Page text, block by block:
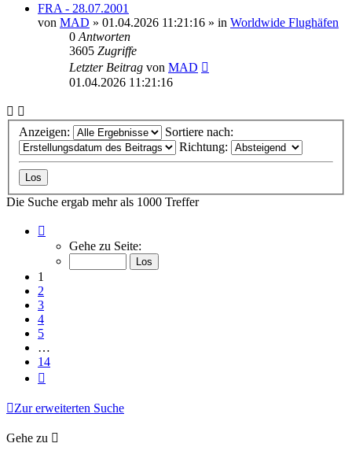
FRA - 28.07.2001
von MAD » 01.04.2026 11:21:16 » in Worldwide Flughäfen
0 Antworten
3605 Zugriffe
Letzter Beitrag von MAD
01.04.2026 11:21:16
Anzeigen:
Sortiere nach:
Richtung:
Die Suche ergab mehr als 1000 Treffer
von
Gehe zu Seite:
1
2
3
4
5
…
14
Zur erweiterten Suche
Gehe zu